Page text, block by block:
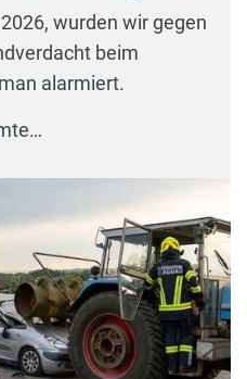
wurden wir gegen
beim
alarmiert.